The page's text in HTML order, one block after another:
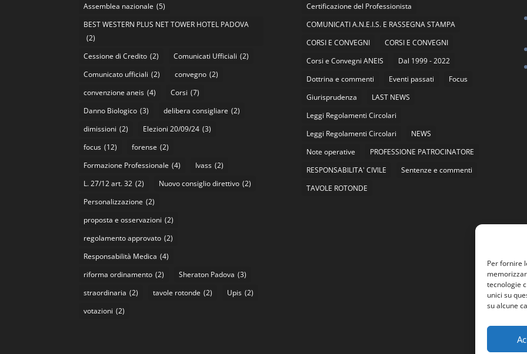
Per fornire
tecnologie
unici su
su alcune
Assemblea nazionale (5)
BEST WESTERN PLUS NET TOWER HOTEL PADOVA
(2)
Cessione di Credito (2) Comunicati Ufficiali (2)
Comunicato ufficiali (2) convegno (2)
convenzione aneis (4) Corsi (7)
Danno Biologico (3) delibera consigliare (2)
dimissioni (2) Elezioni 20/09/24 (3)
focus (12) forense (2)
Formazione Professionale (4) Ivass (2)
L. 27/12 art. 32 (2) Nuovo consiglio direttivo (2)
Personalizzazione (2)
proposta e osservazioni (2)
regolamento approvato (2)
Responsabilità Medica (4)
riforma ordinamento (2) Sheraton Padova (3)
straordinaria (2) tavole rotonde (2) Upis (2)
votazioni (2)
Certificazione del Professionista
COMUNICATI A.N.E.I.S. E RASSEGNA STAMPA
CORSI E CONVEGNI
CORSI E CONVEGNI
Corsi e Convegni ANEIS
Dal 1999 - 2022
Dottrina e commenti
Eventi passati
Focus
Giurisprudenza
LAST NEWS
Leggi Regolamenti Circolari
Leggi Regolamenti Circolari
NEWS
Note operative
PROFESSIONE PATROCINATORE
RESPONSABILITA' CIVILE
Sentenze e commenti
TAVOLE ROTONDE